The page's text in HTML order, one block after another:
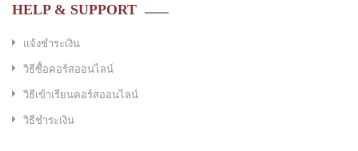
HELP & SUPPORT
แจ้งชำระเงิน
วิธีซื้อคอร์สออนไลน์
วิธีเข้าเรียนคอร์สออนไลน์
วิธีชำระเงิน